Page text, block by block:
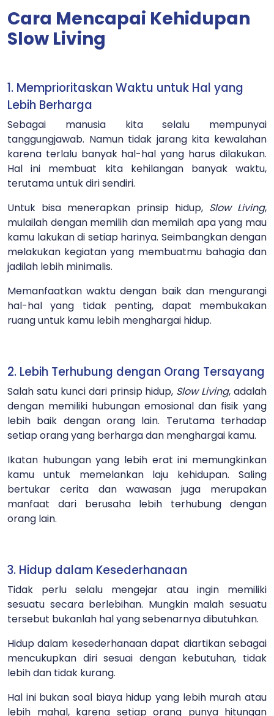
Cara Mencapai Kehidupan
Slow Living
1. Memprioritaskan Waktu untuk Hal yang
Lebih Berharga
Sebagai manusia kita selalu mempunyai
tanggungjawab. Namun tidak jarang kita kewalahan
karena terlalu banyak hal-hal yang harus dilakukan.
Hal ini membuat kita kehilangan banyak waktu,
terutama untuk diri sendiri.
Untuk bisa menerapkan prinsip hidup, Slow Living,
mulailah dengan memilih dan memilah apa yang mau
kamu lakukan di setiap harinya. Seimbangkan dengan
melakukan kegiatan yang membuatmu bahagia dan
jadilah lebih minimalis.
Memanfaatkan waktu dengan baik dan mengurangi
hal-hal yang tidak penting, dapat membukakan
ruang untuk kamu lebih menghargai hidup.
2. Lebih Terhubung dengan Orang Tersayang
Salah satu kunci dari prinsip hidup, Slow Living, adalah
dengan memiliki hubungan emosional dan fisik yang
lebih baik dengan orang lain. Terutama terhadap
setiap orang yang berharga dan menghargai kamu.
Ikatan hubungan yang lebih erat ini memungkinkan
kamu untuk memelankan laju kehidupan. Saling
bertukar cerita dan wawasan juga merupakan
manfaat dari berusaha lebih terhubung dengan
orang lain.
3. Hidup dalam Kesederhanaan
Tidak perlu selalu mengejar atau ingin memiliki
sesuatu secara berlebihan. Mungkin malah sesuatu
tersebut bukanlah hal yang sebenarnya dibutuhkan.
Hidup dalam kesederhanaan dapat diartikan sebagai
mencukupkan diri sesuai dengan kebutuhan, tidak
lebih dan tidak kurang.
Hal ini bukan soal biaya hidup yang lebih murah atau
lebih mahal, karena setiap orang punya hitungan